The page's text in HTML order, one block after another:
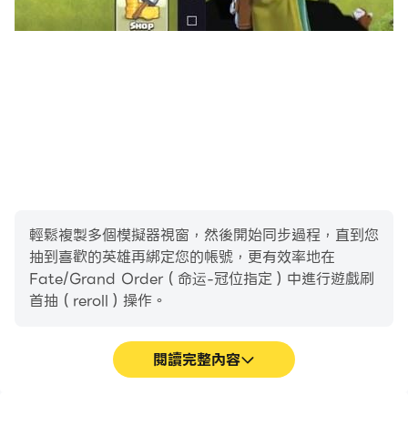
輕鬆複製多個模擬器視窗，然後開始同步過程，直到您
抽到喜歡的英雄再綁定您的帳號，更有效率地在
Fate/Grand Order（命运-冠位指定）中進行遊戲刷
首抽（reroll）操作。
閱讀完整內容